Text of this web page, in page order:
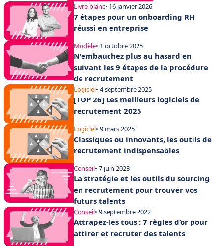
Livre blanc• 16 janvier 2026
7 étapes pour un onboarding RH
réussi en entreprise
Modèle• 1 octobre 2025
N'embauchez plus au hasard en
suivant les 9 étapes de la procédure
de recrutement
Logiciel• 4 septembre 2025
[TOP 26] Les meilleurs logiciels de
recrutement 2025
Logiciel• 9 mars 2025
Classiques ou innovants, les outils de
recrutement indispensables
Conseil• 7 juin 2023
La stratégie et les outils du sourcing
en recrutement pour trouver vos
futurs talents
Conseil• 9 septembre 2022
Attrapez-les tous : 7 règles d’or pour
attirer et recruter des talents